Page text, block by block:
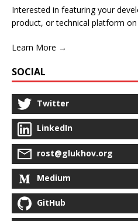
Interested in featuring your
product, or technical platform
Learn More →
SOCIAL
Twitter
LinkedIn
rost@glukhov.org
Medium
GitHub